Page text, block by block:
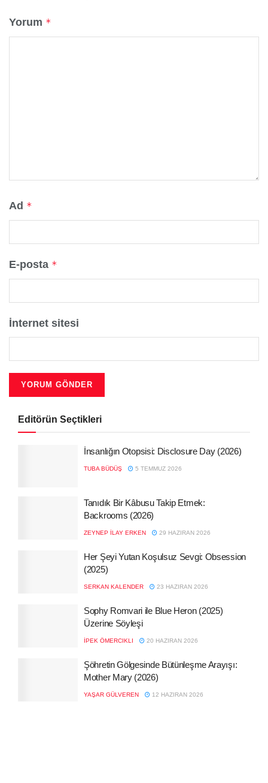
Yorum *
Ad *
E-posta *
İnternet sitesi
Editörün Seçtikleri
İnsanlığın Otopsisi: Disclosure Day (2026)
TUBA BÜDÜŞ 5 TEMMUZ 2026
Tanıdık Bir Kâbusu Takip Etmek:
Backrooms (2026)
ZEYNEP İLAY ERKEN 29 HAZIRAN 2026
Her Şeyi Yutan Koşulsuz Sevgi: Obsession
(2025)
SERKAN KALENDER 23 HAZIRAN 2026
Sophy Romvari ile Blue Heron (2025)
Üzerine Söyleşi
İPEK ÖMERCIKLI 20 HAZIRAN 2026
Şöhretin Gölgesinde Bütünleşme Arayışı:
Mother Mary (2026)
YAŞAR GÜLVEREN 12 HAZIRAN 2026